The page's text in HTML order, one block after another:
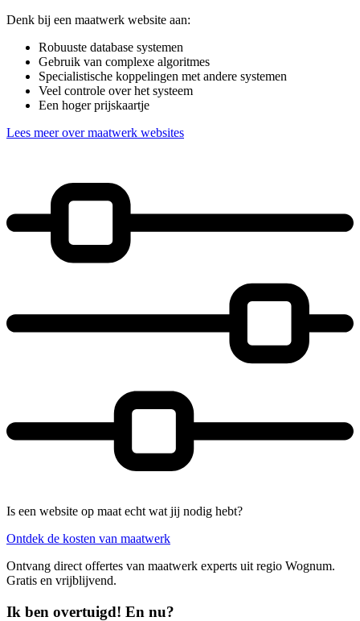
Denk bij een maatwerk website aan:
Robuuste database systemen
Gebruik van complexe algoritmes
Specialistische koppelingen met andere systemen
Veel controle over het systeem
Een hoger prijskaartje
Lees meer over maatwerk websites
Is een website op maat echt wat jij nodig hebt?
Ontdek de kosten van maatwerk
Ontvang direct offertes van maatwerk experts uit regio Wognum.
Gratis en vrijblijvend.
Ik ben overtuigd! En nu?